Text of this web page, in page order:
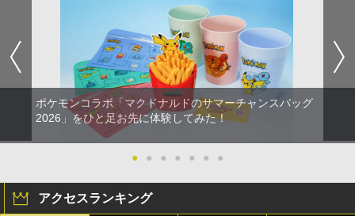
ポケモンコラボ「マクドナルドのサマーチャンスバッグ
2026」をひと足お先に体験してみた！
● ● ● ● ● ● ●
アクセスランキング